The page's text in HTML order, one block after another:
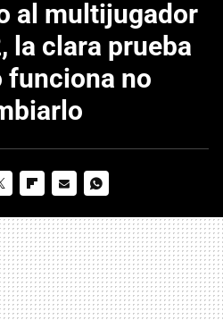
al multijugador
la clara prueba
funciona no
MAIL